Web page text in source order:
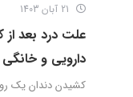
علت درد بعد
دارویی و خانگی
کشیدن دندان یک